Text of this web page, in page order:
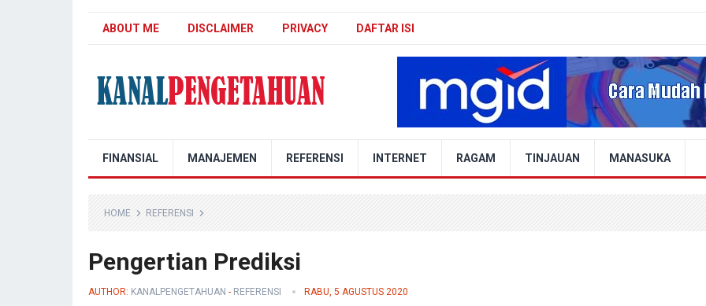
ABOUT ME DISCLAIMER PRIVACY DAFTAR ISI
FINANSIAL MANAJEMEN REFERENSI INTERNET RAGAM TINJAUAN MANASUKA
HOME REFERENSI
Pengertian Prediksi
AUTHOR: KANALPENGETAHUAN - REFERENSI RABU, 5 AGUSTUS 2020